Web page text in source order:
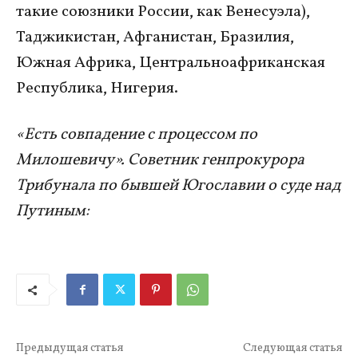
такие союзники России, как Венесуэла),
Таджикистан, Афганистан, Бразилия,
Южная Африка, Центральноафриканская
Республика, Нигерия.
«Есть совпадение с процессом по
Милошевичу». Советник генпрокурора
Трибунала по бывшей Югославии о суде над
Путиным:
Предыдущая статья Следующая статья